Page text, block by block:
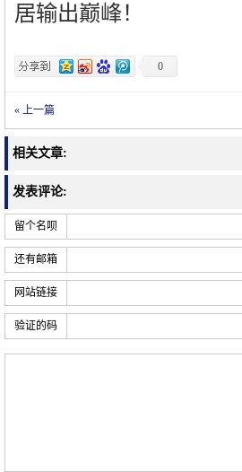
居输出巅峰！
0
« 上一篇
相关文章:
发表评论:
留个名呗
还有邮箱
网站链接
验证的码